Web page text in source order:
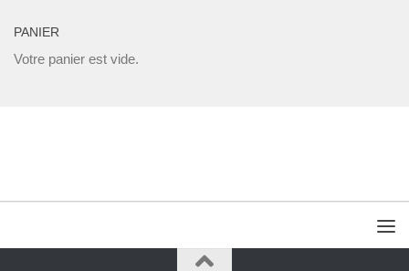
PANIER
Votre panier est vide.